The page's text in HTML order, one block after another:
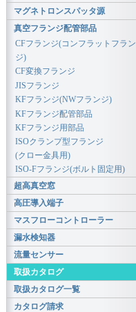
マグネトロンスパッタ源
真空フランジ配管部品
CFフランジ(コンフラットフラン
ジ)
CF変換フランジ
JISフランジ
KFフランジ(NWフランジ)
KFフランジ配管部品
KFフランジ用部品
ISOクランプ型フランジ
(クロー金具用)
ISO-Fフランジ(ボルト固定用)
超高真空窓
高圧導入端子
マスフローコントローラー
漏水検知器
流量センサー
取扱カタログ
取扱カタログ一覧
カタログ請求